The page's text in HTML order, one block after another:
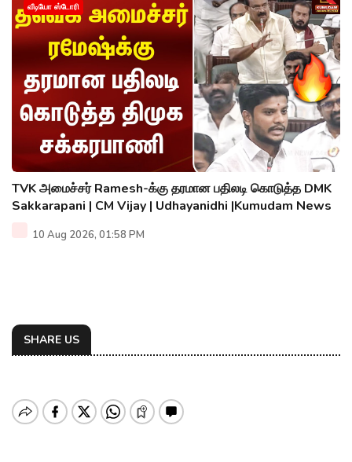
வீடியோ ஸ்டோரி
TVK அமைச்சர் Ramesh-க்கு தரமான பதிலடி கொடுத்த DMK
Sakkarapani | CM Vijay | Udhayanidhi |Kumudam News
10 Aug 2026, 01:58 PM
SHARE US